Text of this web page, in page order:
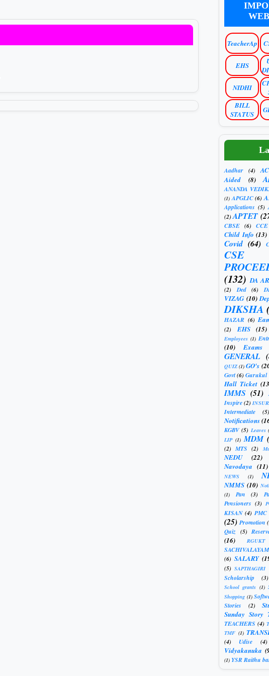
TeacherAp
EHS
NIDHI
BILL
STATUS
Aadhar (4)
Aided
(8)
ANANDA
(1) APGLIC (6)
Applications (5)
(2)APTET
CBSE (6) CCE
Child Info (13)
Covid (64)
CSE
(132) DA
(2) Ded (6)
VIZAG (10)
DIKSHA
HAZAR (6)
(2) EHS (15)
Employees (1)
(10) Exams
GENERAL
QUIZ (1) GO's
Govt(6)Gurukul
Hall Ticket
IMMS (51)
Inspire(2)
Intermediate (5)
Notifications
KGBV (5) Leaves
LIP (1) MDM
(2) MTS (2)
NEDU
(22)
Navodaya (11)
NEWS (1)
NMMS (10)
(1)
Pan (3)
Pensioners (3)
KISAN (4) PMC
(25) Promotion
Quiz (5)
(16) RGUKT
SACHIVALAYAM
(6) SALARY
(5) SAPTHAGIRI
Scholarship (3)
School grants (1)
Shopping (1)
Stories
(2)
Sunday Story
TEACHERS (4)
TMF (1)
(4) Udise (4)
Vidyakanuka
(1) YSR Raithu